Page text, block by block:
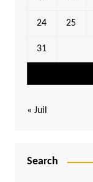
24 25
31
« Juil
Search